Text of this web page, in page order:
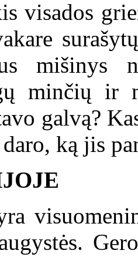
visados
mišinys
minčių ir
galvą?
ką jis